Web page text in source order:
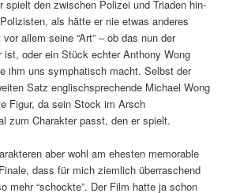
spielt den zwischen Polizei und Triaden hin-
als hätte er nie etwas anderes
allem seine “Art” – ob das nun der
ist, oder ein Stück echter Anthony Wong
ihm uns symphatisch macht. Selbst der
Satz englischsprechende Michael Wong
Figur, da sein Stock im Arsch
zum Charakter passt, den er spielt.
aber wohl am ehesten memorable
dass für mich ziemlich überraschend
mehr “schockte”. Der Film hatte ja schon